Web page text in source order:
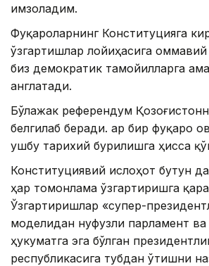
имзоладим.
Фуқароларнинг Конституцияга
ўзгартишлар лойиҳасига
биз демократик тамойилларга
англатади.
Бўлажак референдум
белгилаб беради. Ҳар бир фуқаро
ушбу тарихий бурилишга ҳисса
Конституциявий ислоҳот бутун
ҳар томонлама ўзгартиришга
Ўзгартиришлар «супер-
моделидан нуфузли парламент
ҳукуматга эга бўлган
республикасига тубдан ўтишни